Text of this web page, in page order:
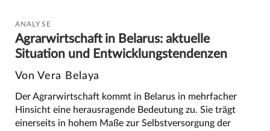
ANALYSE
Agrarwirtschaft in Belarus: aktuelle
Situation und Entwicklungstendenzen
Von Vera Belaya
Der Agrarwirtschaft kommt in Belarus in mehrfacher
Hinsicht eine herausragende Bedeutung zu. Sie trägt
einerseits in hohem Maße zur Selbstversorgung der